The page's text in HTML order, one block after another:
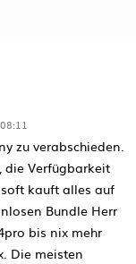
zu verabschieden.
die Verfügbarkeit
kauft alles auf
Bundle Herr
bis nix mehr
Die meisten